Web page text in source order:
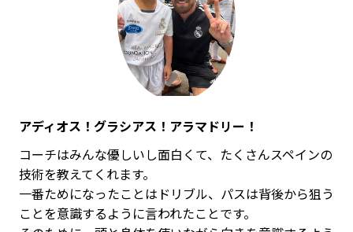
アディオス！グラシアス！アラマドリー！
コーチはみんな優しいし面白くて、たくさんスペインの
技術を教えてくれます。
一番ためになったことはドリブル、パスは背後から狙う
ことを意識するように言われたことです。